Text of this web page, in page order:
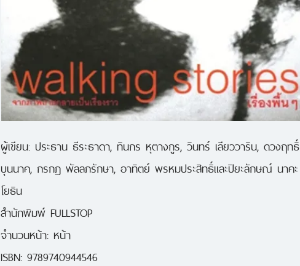
ผู้เขียน: ประธาน ธีระธาดา, ทินกร หุตางกูร, วินทร์ เลียววาริน, ดวงฤทธิ์
บุนนาค, กรกฏ พัลลภรักษา, อาทิตย์ พรหมประสิทธิ์และปิยะลักษณ์ นาคะ
โยธิน
สำนักพิมพ์ FULLSTOP
จำนวนหน้า: หน้า
ISBN: 9789740944546